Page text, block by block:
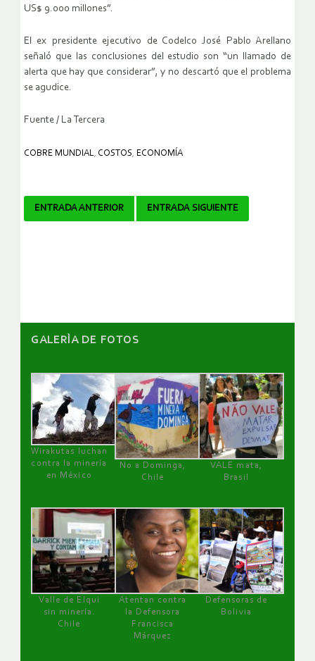
US$ 9.000 millones”.
El ex presidente ejecutivo de Codelco José Pablo Arellano
señaló que las conclusiones del estudio son “un llamado de
alerta que hay que considerar”, y no descartó que el problema
se agudice.
Fuente / La Tercera
COBRE MUNDIAL, COSTOS, ECONOMÍA
Navegador
ENTRADA ANTERIOR ENTRADA SIGUIENTE
GALERÌA DE FOTOS
Wirakutas luchan
contra la minería
en México
No a Dominga,
Chile
VALE mata,
Brasil
Valle de Elqui
sin minería.
Chile
Atentan contra
la Defensora
Francisca
Márquez
Defensoras de
Bolivia